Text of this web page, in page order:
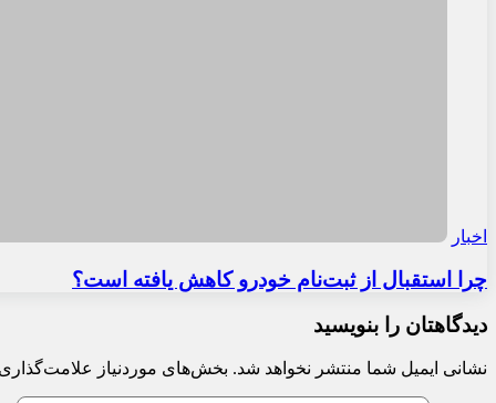
اخبار
چرا استقبال از ثبت‌نام خودرو کاهش یافته است؟
دیدگاهتان را بنویسید
نشانی ایمیل شما منتشر نخواهد شد. بخش‌های موردنیاز